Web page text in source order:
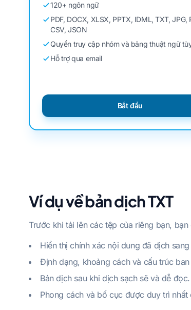
120+ ngôn ngữ
PDF, DOCX, XLSX, PPTX, IDML, TXT, JPG,
CSV, JSON
Quyền truy cập nhóm và bảng thuật ngữ
Hỗ trợ qua email
Bắt đầu
Ví dụ về bản dịch TXT
Trước khi tải lên các tệp của riêng bạn,
Hiển thị chính xác nội dung đã dịch
Định dạng, khoảng cách và cấu trúc
Bản dịch sau khi dịch sạch sẽ và dễ đọc.
Phong cách và bố cục được duy trì nhất